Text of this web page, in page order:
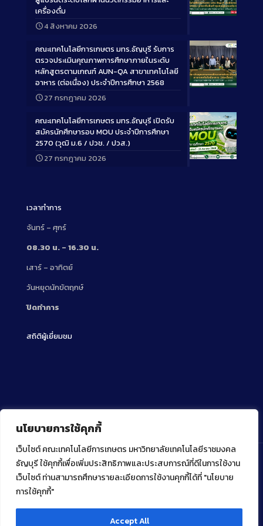
นโยบายการใช้คุกกี้
เว็บไซต์ คณะเทคโนโลยีการเกษตร มหาวิทยาลัยเทคโนโลยีราชมงคล
ธัญบุรี ใช้คุกกี้เพื่อเพิ่มประสิทธิภาพและประสบการณ์ที่ดีในการใช้งาน
เว็บไซต์ ท่านสามารถศึกษารายละเอียดการใช้งานคุกกี้ได้ที่ "นโยบาย
การใช้คุกกี้"
Accept All
Long
เครื่องดื่ม
4 สิงหาคม 2026
Long
คณะเทคโนโลยีการเกษตร มทร.ธัญบุรี รับการ
ตรวจประเมินคุณภาพการศึกษาภายในระดับ
หลักสูตรตามเกณฑ์ AUN-QA สาขาเทคโนโลยี
อาหาร (ต่อเนื่อง) ประจำปีการศึกษา 2568
27 กรกฎาคม 2026
Long
คณะเทคโนโลยีการเกษตร มทร.ธัญบุรี เปิดรับ
สมัครนักศึกษารอบ MOU ประจำปีการศึกษา
2570 (วุฒิ ม.6 / ปวช. / ปวส.)
27 กรกฎาคม 2026
เวลาทำการ
จันทร์ – ศุกร์
08.30 น. – 16.30 น.
เสาร์ – อาทิตย์
วันหยุดนักขัตฤกษ์
ปิดทำการ
สถิติผู้เยี่ยมชม
Copyright ⓒ 2022 คณะเทคโนโลยีการเกษตร มหาวิทยาลัย